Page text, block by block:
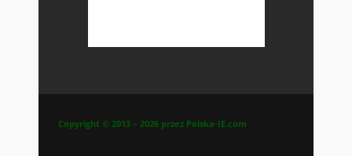
Copyright © 2013 – 2026 przez Polska-IE.com